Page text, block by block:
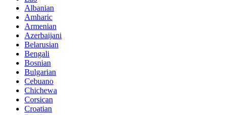
Albanian
Amharic
Armenian
Azerbaijani
Belarusian
Bengali
Bosnian
Bulgarian
Cebuano
Chichewa
Corsican
Croatian